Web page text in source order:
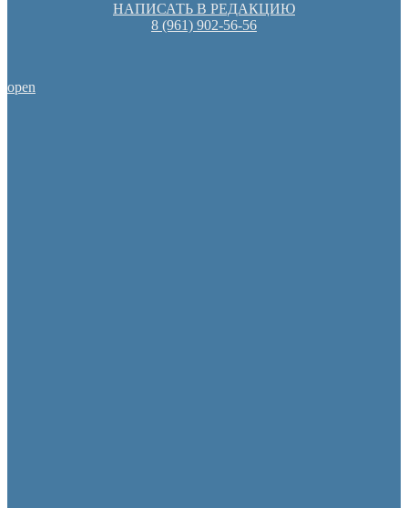
НАПИСАТЬ В РЕДАКЦИЮ
8 (961) 902-56-56
open